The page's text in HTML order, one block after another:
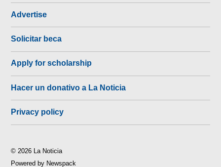
Advertise
Solicitar beca
Apply for scholarship
Hacer un donativo a La Noticia
Privacy policy
© 2026 La Noticia
Powered by Newspack